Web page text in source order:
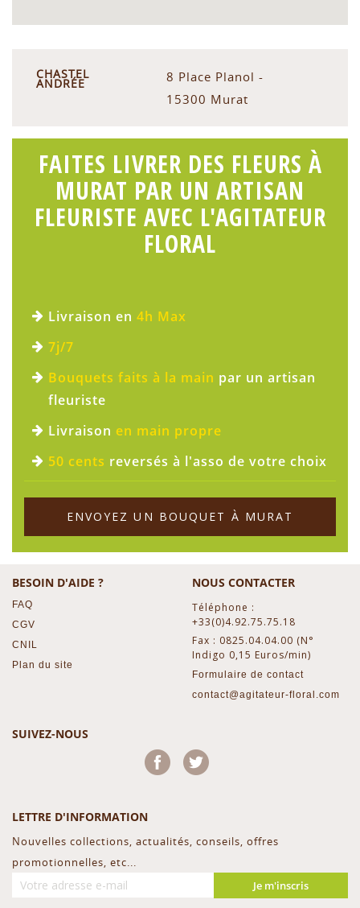
CHASTEL
ANDRÉE
8 Place Planol -
15300 Murat
FAITES LIVRER DES FLEURS À
MURAT PAR UN ARTISAN
FLEURISTE AVEC L'AGITATEUR
FLORAL
Livraison en 4h Max
7j/7
Bouquets faits à la main par un artisan
fleuriste
Livraison en main propre
50 cents reversés à l'asso de votre choix
ENVOYEZ UN BOUQUET À MURAT
BESOIN D'AIDE ?
FAQ
CGV
CNIL
Plan du site
NOUS CONTACTER
Téléphone :
+33(0)4.92.75.75.18
Fax : 0825.04.04.00 (N°
Indigo 0,15 Euros/min)
Formulaire de contact
contact@agitateur-floral.com
SUIVEZ-NOUS
Facebook
LETTRE D'INFORMATION
Nouvelles collections, actualités, conseils, offres
promotionnelles, etc...
Je m'inscris